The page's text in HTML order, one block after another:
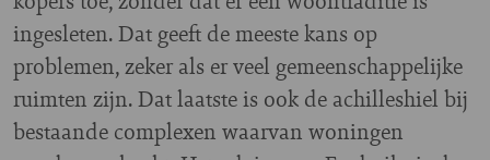
ingesleten. Dat geeft de meeste kans op
problemen, zeker als er veel gemeenschappelijke
ruimten zijn. Dat laatste is ook de achilleshiel bij
bestaande complexen waarvan woningen